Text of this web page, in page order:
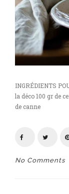
INGRÉDIENTS
la déco 100 gr de
de canne
No Comments